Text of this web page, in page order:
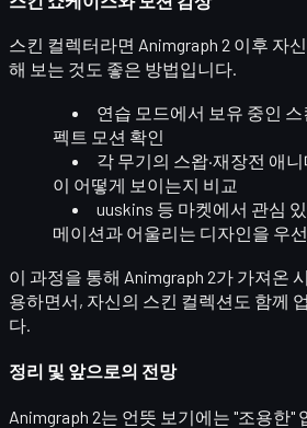
스킨 컬렉터라면 Animgraph 2 이후 자
해 보는 것도 좋은 방법입니다.
연습 모드에서 보유 중인
펙트 모션 확인
각 무기의 스왑·재장전 애
이 어떻게 보이는지 비교
uuskins 등 마켓에서 관심
메이션과 어울리는 디자인을 우
이 과정을 통해 Animgraph 2가 가져온
용하면서, 자신의 스킨 컬렉션도 함께
다.
정리 및 앞으로의 전망
Animgraph 2는 언뜻 보기에는 "조용한"